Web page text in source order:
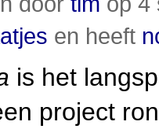
en heeft
is het
project